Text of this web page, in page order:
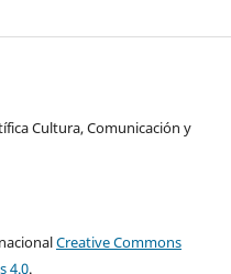
Cultura, Comunicación y
Creative Commons
4.0.